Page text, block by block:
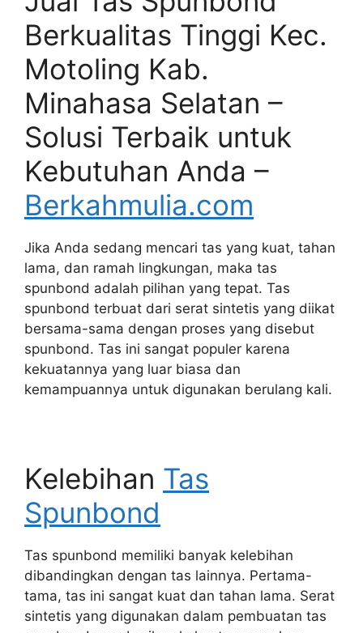
Berkualitas Tinggi Kec.
Motoling Kab.
Minahasa Selatan –
Solusi Terbaik untuk
Kebutuhan Anda –
Berkahmulia.com
Jika Anda sedang mencari tas yang kuat, tahan
lama, dan ramah lingkungan, maka tas
spunbond adalah pilihan yang tepat. Tas
spunbond terbuat dari serat sintetis yang diikat
bersama-sama dengan proses yang disebut
spunbond. Tas ini sangat populer karena
kekuatannya yang luar biasa dan
kemampuannya untuk digunakan berulang kali.
Kelebihan Tas
Spunbond
Tas spunbond memiliki banyak kelebihan
dibandingkan dengan tas lainnya. Pertama-
tama, tas ini sangat kuat dan tahan lama. Serat
sintetis yang digunakan dalam pembuatan tas